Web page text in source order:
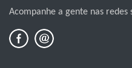
Acompanhe a gente nas redes